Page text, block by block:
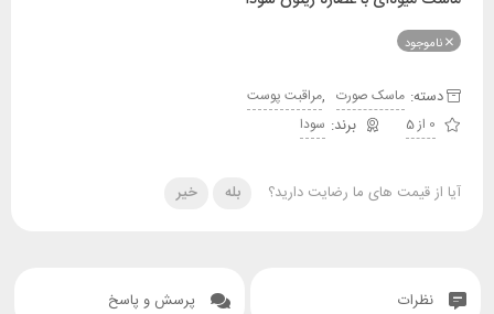
ناموجود
دسته: ماسک صورت ,مراقبت پوست
0 از 5
سودا
آیا از قیمت های ما رضایت دارید؟ بله خیر
نظرات پرسش و پاسخ